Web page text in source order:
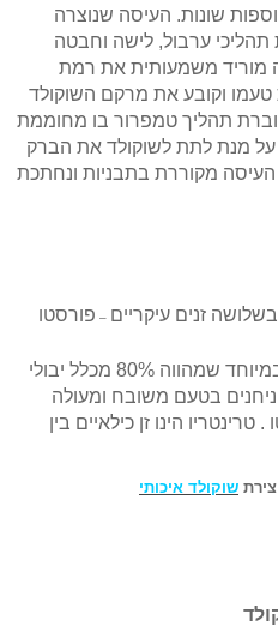
שונות. העיסה שנוצרה
ערבול, לישה וחבטה
מוריד משמעותית את רמת
טעמו וקובע את מרקם השוקולד
תהליך טמפרור בו מחוממת
מנת לתת לשוקולד את הברק
העיסה מקוררת בתבניות ונחתכת
זנים עיקריים – פורסטו
הפורסטו הינו זן משובח ופורה במיוחד שמהווה 80% מכלל יבולי
ניחנים בטעם משובח ומעולה
הינו זן כילאיים בין
שוקולד איכותי